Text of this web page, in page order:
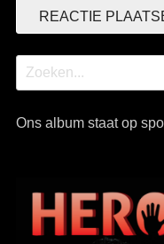
Zoek
naar:
Ons album staat op